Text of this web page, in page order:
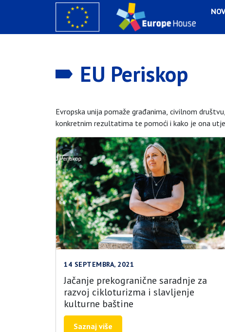
EU Periskop
Evropska unija pomaže građanima, civilnom
konkretnim rezultatima te pomoći i kako je ona
14 SEPTEMBRA, 2021
Jačanje prekogranične saradnje za
razvoj cikloturizma i slavljenje
kulturne baštine
Saznaj više